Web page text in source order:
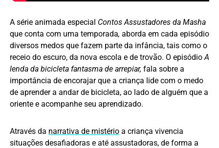
A série animada especial Contos Assustadores da Masha
que conta com uma temporada, aborda em cada episódio
diversos medos que fazem parte da infância, tais como o
receio do escuro, da nova escola e de trovão. O episódioA
lenda da bicicleta fantasma de arrepiar, fala sobre a
importância de encorajar que a criança lide com o medo
de aprender a andar de bicicleta, ao lado de alguém que a
oriente e acompanhe seu aprendizado.
Através da narrativa de mistério a criança vivencia
situações desafiadoras e até assustadoras, de forma a